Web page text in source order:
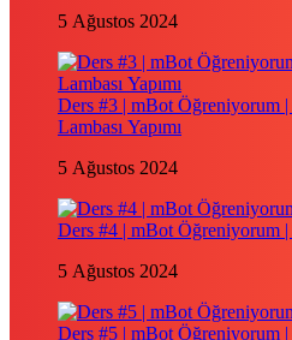
5 Ağustos 2024
Ders #3 | mBot Öğreniyorum
Lambası Yapımı
5 Ağustos 2024
Ders #4 | mBot Öğreniyorum
5 Ağustos 2024
Ders #5 | mBot Öğreniyorum